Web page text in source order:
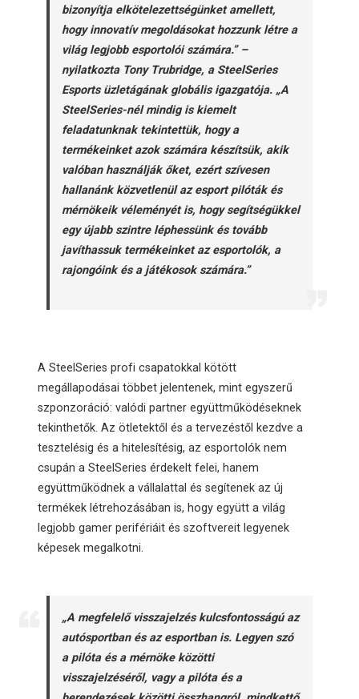
bizonyítja elkötelezettségünket amellett,
hogy innovatív megoldásokat hozzunk létre a
világ legjobb esportolói számára.” –
nyilatkozta Tony Trubridge, a SteelSeries
Esports üzletágának globális igazgatója. „A
SteelSeries-nél mindig is kiemelt
feladatunknak tekintettük, hogy a
termékeinket azok számára készítsük, akik
valóban használják őket, ezért szívesen
hallanánk közvetlenül az esport pilóták és
mérnökeik véleményét is, hogy segítségükkel
egy újabb szintre léphessünk és tovább
javíthassuk termékeinket az esportolók, a
rajongóink és a játékosok számára.”
A SteelSeries profi csapatokkal kötött
megállapodásai többet jelentenek, mint egyszerű
szponzoráció: valódi partner együttműködéseknek
tekinthetők. Az ötletektől és a tervezéstől kezdve a
tesztelésig és a hitelesítésig, az esportolók nem
csupán a SteelSeries érdekelt felei, hanem
együttműködnek a vállalattal és segítenek az új
termékek létrehozásában is, hogy együtt a világ
legjobb gamer perifériáit és szoftvereit legyenek
képesek megalkotni.
„A megfelelő visszajelzés kulcsfontosságú az
autósportban és az esportban is. Legyen szó
a pilóta és a mérnöke közötti
visszajelzéséről, vagy a pilóta és a